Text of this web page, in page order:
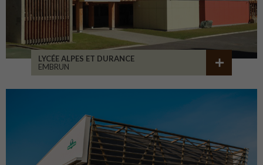
LYCÉE ALPES ET DURANCE
EMBRUN